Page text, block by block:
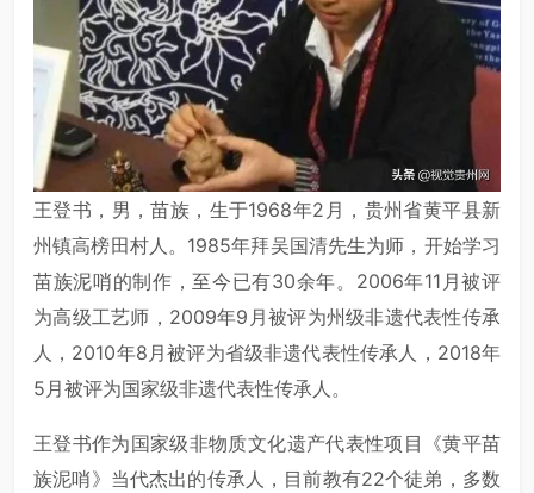
王登书，男，苗族，生于1968年2月，贵州省黄平县新
州镇高榜田村人。1985年拜吴国清先生为师，开始学习
苗族泥哨的制作，至今已有30余年。2006年11月被评
为高级工艺师，2009年9月被评为州级非遗代表性传承
人，2010年8月被评为省级非遗代表性传承人，2018年
5月被评为国家级非遗代表性传承人。
王登书作为国家级非物质文化遗产代表性项目《黄平苗
族泥哨》当代杰出的传承人，目前教有22个徒弟，多数